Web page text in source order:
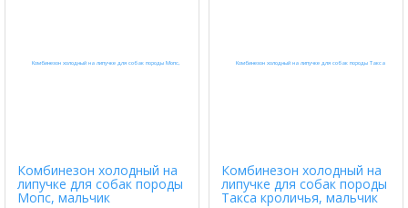
Комбинезон холодный на
липучке для собак породы
Мопс, мальчик
Комбинезон холодный на
липучке для собак породы
Такса кроличья, мальчик